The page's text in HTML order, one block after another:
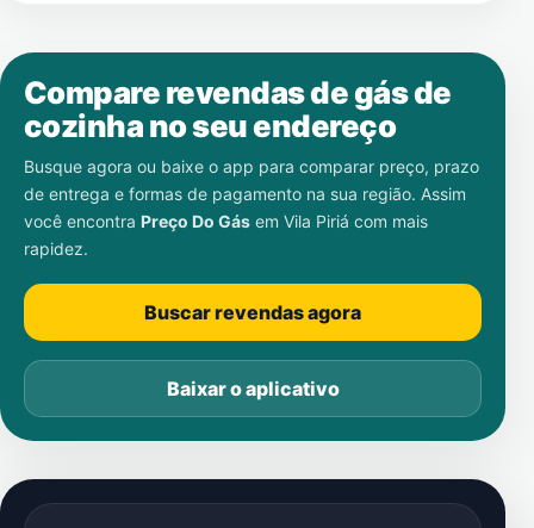
Compare revendas de gás de
cozinha no seu endereço
Busque agora ou baixe o app para comparar preço, prazo
de entrega e formas de pagamento na sua região. Assim
você encontra Preço Do Gás em Vila Piriá com mais
rapidez.
Buscar revendas agora
Baixar o aplicativo